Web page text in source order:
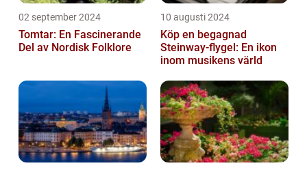
02 september 2024
Tomtar: En Fascinerande
Del av Nordisk Folklore
10 augusti 2024
Köp en begagnad
Steinway-flygel: En ikon
inom musikens värld